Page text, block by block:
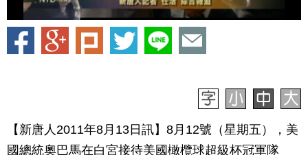
【新唐人2011年8月13日訊】8月12號（星期五），美
國總統奧巴馬在白宮接待美國橄欖球超級杯冠軍隊